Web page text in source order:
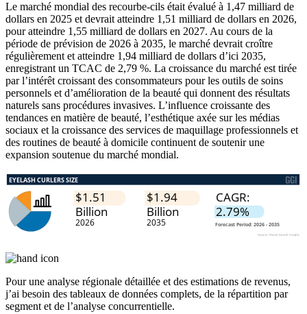
Le marché mondial des recourbe-cils était évalué à 1,47 milliard de
dollars en 2025 et devrait atteindre 1,51 milliard de dollars en 2026,
pour atteindre 1,55 milliard de dollars en 2027. Au cours de la
période de prévision de 2026 à 2035, le marché devrait croître
régulièrement et atteindre 1,94 milliard de dollars d’ici 2035,
enregistrant un TCAC de 2,79 %. La croissance du marché est tirée
par l’intérêt croissant des consommateurs pour les outils de soins
personnels et d’amélioration de la beauté qui donnent des résultats
naturels sans procédures invasives. L’influence croissante des
tendances en matière de beauté, l’esthétique axée sur les médias
sociaux et la croissance des services de maquillage professionnels et
des routines de beauté à domicile continuent de soutenir une
expansion soutenue du marché mondial.
Pour une analyse régionale détaillée et des estimations de revenus,
j’ai besoin des tableaux de données complets, de la répartition par
segment et de l’analyse concurrentielle.